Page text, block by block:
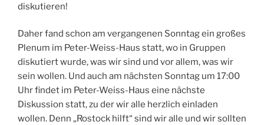
diskutieren!
Daher fand schon am vergangenen Sonntag ein großes
Plenum im Peter-Weiss-Haus statt, wo in Gruppen
diskutiert wurde, was wir sind und vor allem, was wir
sein wollen. Und auch am nächsten Sonntag um 17:00
Uhr findet im Peter-Weiss-Haus eine nächste
Diskussion statt, zu der wir alle herzlich einladen
wollen. Denn „Rostock hilft“ sind wir alle und wir sollten